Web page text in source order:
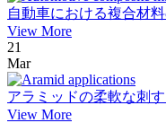
自動車における複合材
View More
21
Mar
アラミッドの柔軟な刺
View More